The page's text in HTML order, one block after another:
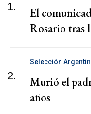
1.
El
Rosario tras
2.
Selección
Murió el
años